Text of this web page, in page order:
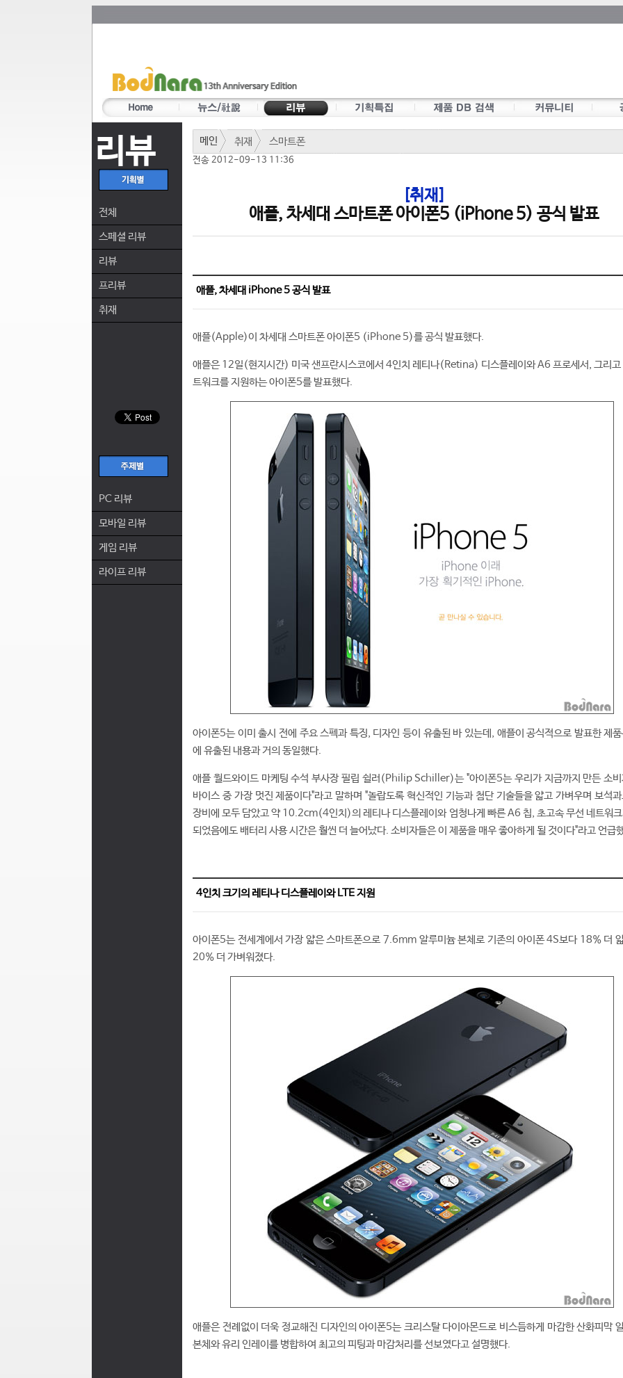
리뷰
전체
스페셜 리뷰
리뷰
프리뷰
취재
PC 리뷰
모바일 리뷰
게임 리뷰
라이프 리뷰
메인 취재 스마트폰
전송 2012-09-13 11:36
[취재]
애플, 차세대 스마트폰 아이폰5 (iPhone 5) 공식 발표
애플, 차세대 iPhone 5 공식 발표
애플(Apple)이 차세대 스마트폰 아이폰5 (iPhone 5)를 공식 발표했다.
애플은 12일(현지시간) 미국 샌프란시스코에서 4인치 레티나(Retina) 디스플레이와 A6 프로세서, 그리고
트워크를 지원하는 아이폰5를 발표했다.
아이폰5는 이미 출시 전에 주요 스펙과 특징, 디자인 등이 유출된 바 있는데, 애플이 공식적으로 발표한 제
에 유출된 내용과 거의 동일했다.
애플 월드와이드 마케팅 수석 부사장 필립 쉴러(Philip Schiller)는 "아이폰5는 우리가 지금까지 만든 소
바이스 중 가장 멋진 제품이다"라고 말하며 "놀랍도록 혁신적인 기능과 첨단 기술들을 얇고 가벼우며 보석
장비에 모두 담았고 약 10.2cm(4인치)의 레티나 디스플레이와 엄청나게 빠른 A6 칩, 초고속 무선 네트워
되었음에도 배터리 사용 시간은 훨씬 더 늘어났다. 소비자들은 이 제품을 매우 좋아하게 될 것이다"라고 언급
4인치 크기의 레티나 디스플레이와 LTE 지원
아이폰5는 전세계에서 가장 얇은 스마트폰으로 7.6mm 알루미늄 본체로 기존의 아이폰 4S보다 18% 더
20% 더 가벼워졌다.
애플은 전례없이 더욱 정교해진 디자인의 아이폰5는 크리스탈 다이아몬드로 비스듬하게 마감한 산화피막
본체와 유리 인레이를 병합하여 최고의 피팅과 마감처리를 선보였다고 설명했다.